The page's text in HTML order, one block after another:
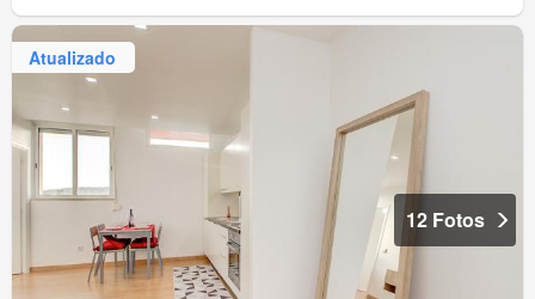
Atualizado
12 Fotos